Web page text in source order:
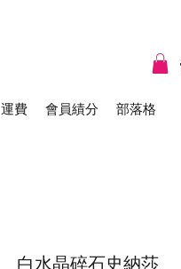
運費 會員績分 部落格
白水晶碎石史納莎